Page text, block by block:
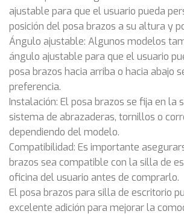
ajustable para que el usuario pueda
posición del posa brazos a su altura y
Ángulo ajustable: Algunos modelos
ángulo ajustable para que el usuario
posa brazos hacia arriba o hacia abajo
preferencia.
Instalación: El posa brazos se fija en la
sistema de abrazaderas, tornillos o
dependiendo del modelo.
Compatibilidad: Es importante
brazos sea compatible con la silla de
oficina del usuario antes de comprarlo.
El posa brazos para silla de escritorio
excelente adición para mejorar la